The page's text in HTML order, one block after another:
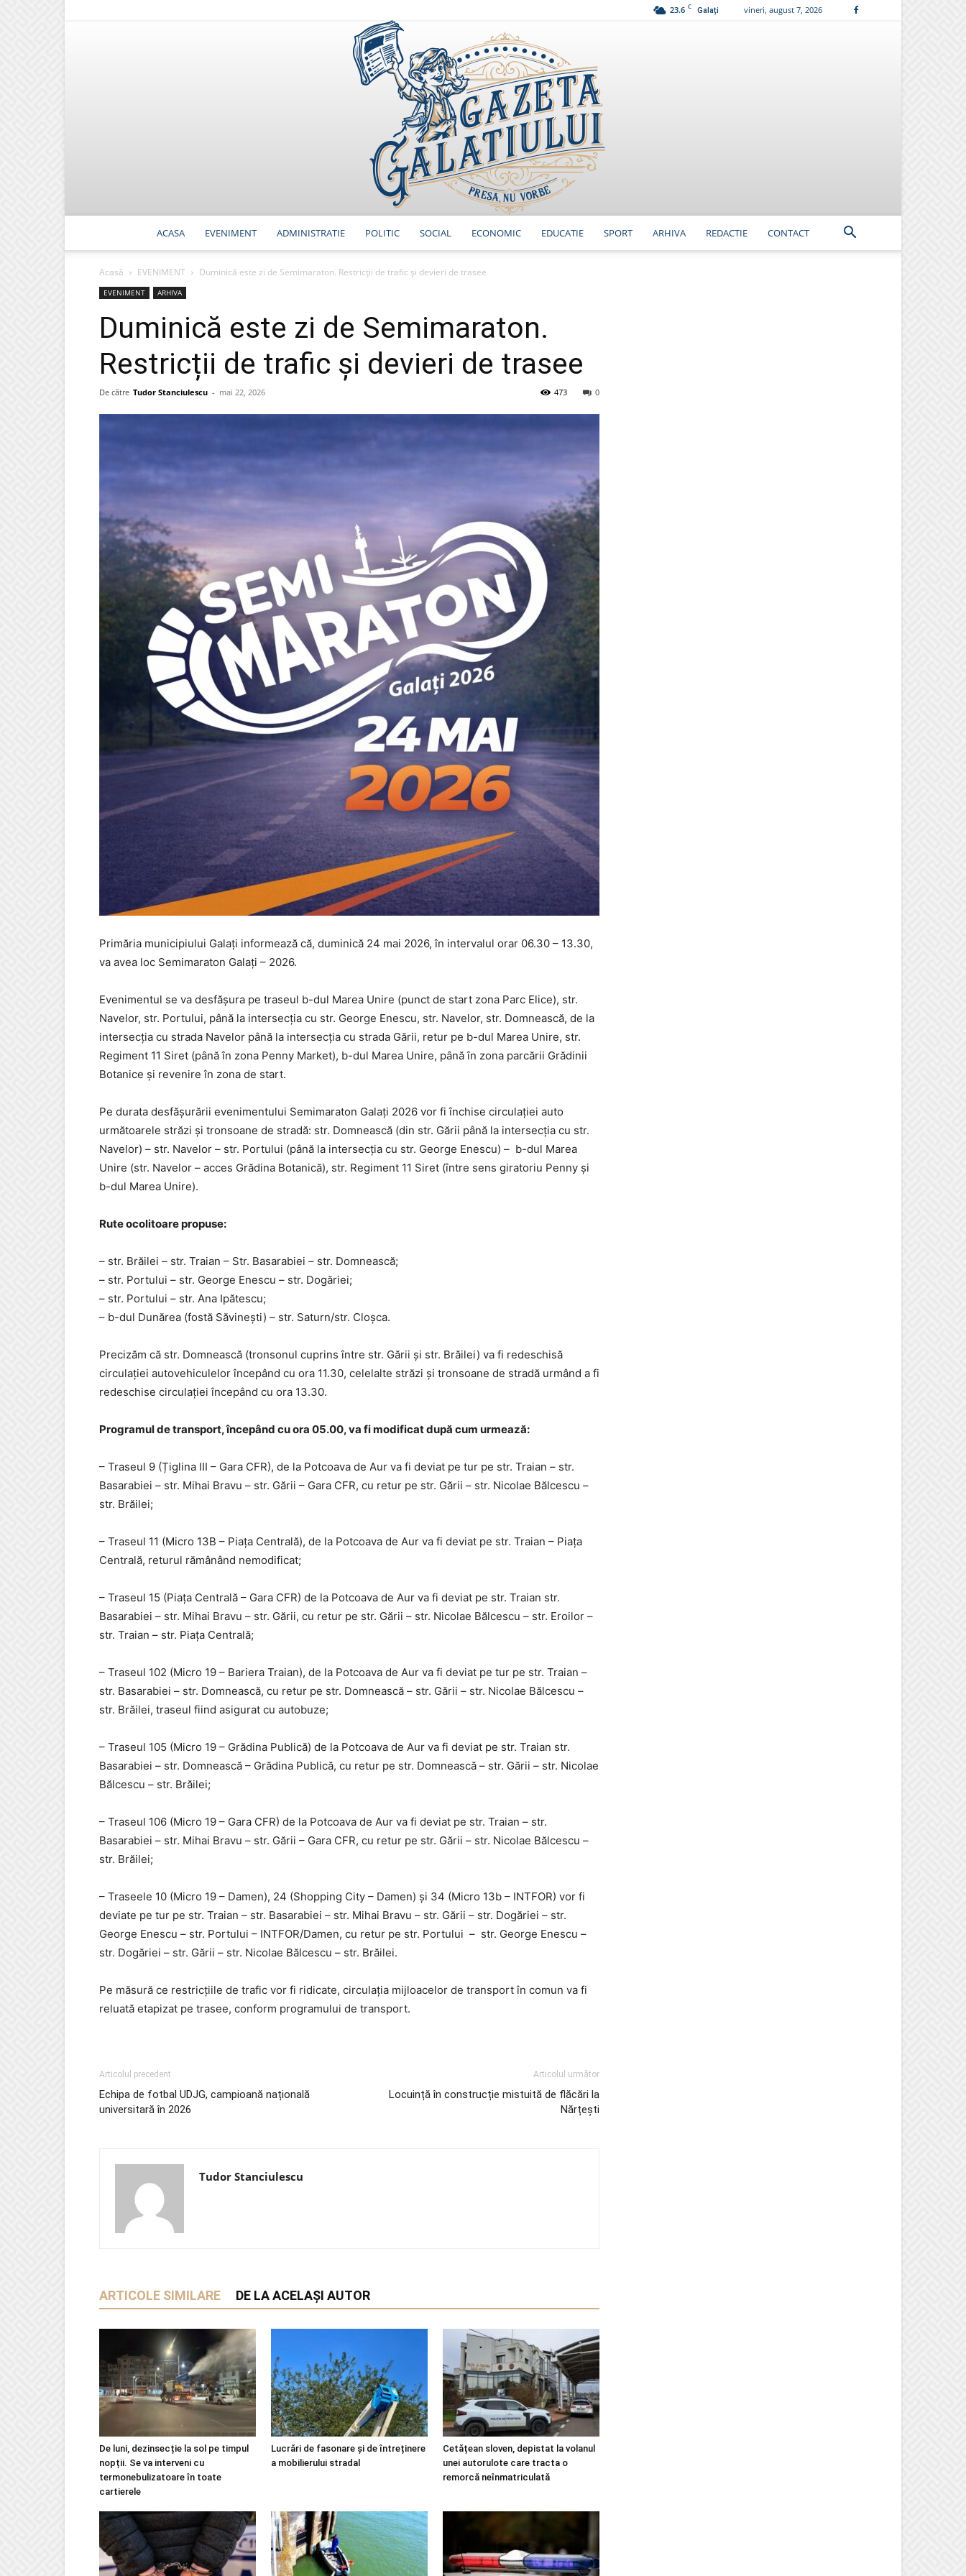
23.6 C Galați vineri, august 7, 2026
ACASA EVENIMENT ADMINISTRATIE POLITIC SOCIAL ECONOMIC EDUCATIE SPORT ARHIVA REDACTIE CONTACT
Acasă EVENIMENT Duminică este zi de Semimaraton. Restricții de trafic și devieri de trasee
EVENIMENT ARHIVA
Duminică este zi de Semimaraton.
Restricții de trafic și devieri de trasee
De către Tudor Stanciulescu - mai 22, 2026 0
473
Primăria municipiului Galați informează că, duminică 24 mai 2026, în intervalul orar 06.30 – 13.30,
va avea loc Semimaraton Galați – 2026.
Evenimentul se va desfășura pe traseul b-dul Marea Unire (punct de start zona Parc Elice), str.
Navelor, str. Portului, până la intersecția cu str. George Enescu, str. Navelor, str. Domnească, de la
intersecția cu strada Navelor până la intersecția cu strada Gării, retur pe b-dul Marea Unire, str.
Regiment 11 Siret (până în zona Penny Market), b-dul Marea Unire, până în zona parcării Grădinii
Botanice și revenire în zona de start.
Pe durata desfășurării evenimentului Semimaraton Galați 2026 vor fi închise circulației auto
următoarele străzi și tronsoane de stradă: str. Domnească (din str. Gării până la intersecția cu str.
Navelor) – str. Navelor – str. Portului (până la intersecția cu str. George Enescu) – b-dul Marea
Unire (str. Navelor – acces Grădina Botanică), str. Regiment 11 Siret (între sens giratoriu Penny și
b-dul Marea Unire).
Rute ocolitoare propuse:
– str. Brăilei – str. Traian – Str. Basarabiei – str. Domnească;
– str. Portului – str. George Enescu – str. Dogăriei;
– str. Portului – str. Ana Ipătescu;
– b-dul Dunărea (fostă Săvinești) – str. Saturn/str. Cloșca.
Precizăm că str. Domnească (tronsonul cuprins între str. Gării și str. Brăilei) va fi redeschisă
circulației autovehiculelor începând cu ora 11.30, celelalte străzi și tronsoane de stradă urmând a fi
redeschise circulației începând cu ora 13.30.
Programul de transport, începând cu ora 05.00, va fi modificat după cum urmează:
– Traseul 9 (Țiglina III – Gara CFR), de la Potcoava de Aur va fi deviat pe tur pe str. Traian – str.
Basarabiei – str. Mihai Bravu – str. Gării – Gara CFR, cu retur pe str. Gării – str. Nicolae Bălcescu –
str. Brăilei;
– Traseul 11 (Micro 13B – Piața Centrală), de la Potcoava de Aur va fi deviat pe str. Traian – Piața
Centrală, returul rămânând nemodificat;
– Traseul 15 (Piața Centrală – Gara CFR) de la Potcoava de Aur va fi deviat pe str. Traian str.
Basarabiei – str. Mihai Bravu – str. Gării, cu retur pe str. Gării – str. Nicolae Bălcescu – str. Eroilor –
str. Traian – str. Piața Centrală;
– Traseul 102 (Micro 19 – Bariera Traian), de la Potcoava de Aur va fi deviat pe tur pe str. Traian –
str. Basarabiei – str. Domnească, cu retur pe str. Domnească – str. Gării – str. Nicolae Bălcescu –
str. Brăilei, traseul fiind asigurat cu autobuze;
– Traseul 105 (Micro 19 – Grădina Publică) de la Potcoava de Aur va fi deviat pe str. Traian str.
Basarabiei – str. Domnească – Grădina Publică, cu retur pe str. Domnească – str. Gării – str. Nicolae
Bălcescu – str. Brăilei;
– Traseul 106 (Micro 19 – Gara CFR) de la Potcoava de Aur va fi deviat pe str. Traian – str.
Basarabiei – str. Mihai Bravu – str. Gării – Gara CFR, cu retur pe str. Gării – str. Nicolae Bălcescu –
str. Brăilei;
– Traseele 10 (Micro 19 – Damen), 24 (Shopping City – Damen) și 34 (Micro 13b – INTFOR) vor fi
deviate pe tur pe str. Traian – str. Basarabiei – str. Mihai Bravu – str. Gării – str. Dogăriei – str.
George Enescu – str. Portului – INTFOR/Damen, cu retur pe str. Portului – str. George Enescu –
str. Dogăriei – str. Gării – str. Nicolae Bălcescu – str. Brăilei.
Pe măsură ce restricțiile de trafic vor fi ridicate, circulația mijloacelor de transport în comun va fi
reluată etapizat pe trasee, conform programului de transport.
Articolul precedent
Echipa de fotbal UDJG, campioană națională
universitară în 2026
Articolul următor
Locuință în construcție mistuită de flăcări la
Nărțești
Tudor Stanciulescu
ARTICOLE SIMILARE DE LA ACELAȘI AUTOR
De luni, dezinsecție la sol pe timpul
nopții. Se va interveni cu
termonebulizatoare în toate
cartierele
Lucrări de fasonare și de întreținere
a mobilierului stradal
Cetățean sloven, depistat la volanul
unei autorulote care tracta o
remorcă neînmatriculată